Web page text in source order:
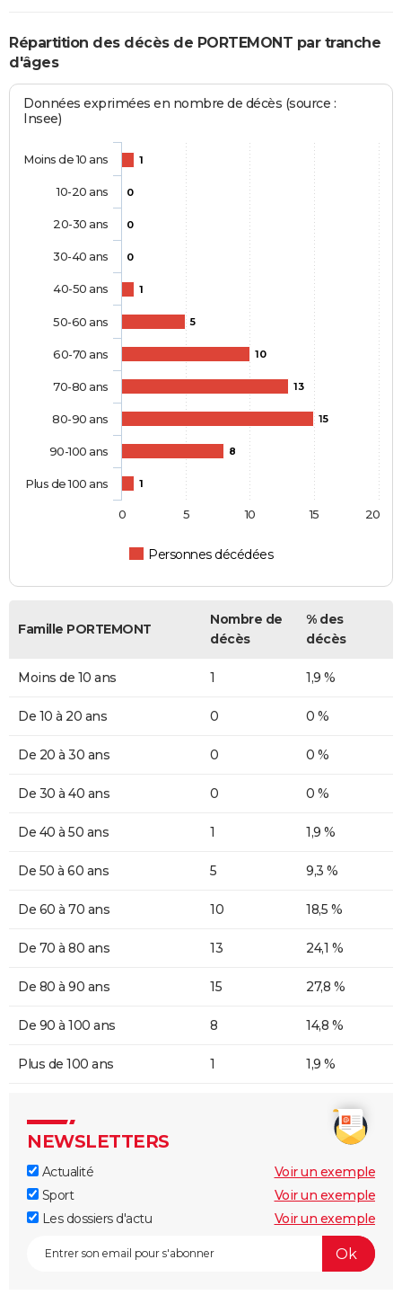
Répartition des décès de PORTEMONT par tranche
d'âges
Données exprimées en nombre de décès (source :
Insee)
1
0
0
0
1
5
10
13
15
8
1
Personnes décédées
Moins de 10 ans
10-20 ans
20-30 ans
30-40 ans
40-50 ans
50-60 ans
60-70 ans
70-80 ans
80-90 ans
90-100 ans
Plus de 100 ans
0 5 10 15 20
Famille PORTEMONT
Nombre de
décès
% des
décès
Moins de 10 ans 1 1,9 %
De 10 à 20 ans 0 0 %
De 20 à 30 ans 0 0 %
De 30 à 40 ans 0 0 %
De 40 à 50 ans 1 1,9 %
De 50 à 60 ans 5 9,3 %
De 60 à 70 ans 10 18,5 %
De 70 à 80 ans 13 24,1 %
De 80 à 90 ans 15 27,8 %
De 90 à 100 ans 8 14,8 %
Plus de 100 ans 1 1,9 %
NEWSLETTERS
Actualité
Voir un exemple
Sport
Voir un exemple
Les dossiers d'actu
Voir un exemple